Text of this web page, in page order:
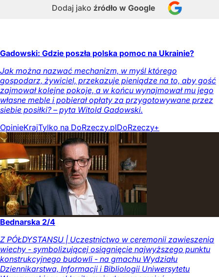
Dodaj jako źródło w Google
Gadowski: Gdzie poszła polska pomoc na Ukrainie?
Jak można nazwać mechanizm, w myśl którego
gospodarz, żywiciel, przekazuje pieniądze na to, aby gość
zajmował kolejne pokoje, a w końcu wynajmował mu jego
własne meble i pobierał opłaty za przygotowywane przez
siebie posiłki? – pyta Witold Gadowski.
OpinieKrajTylko na DoRzeczy.plDoRzeczy+
Bednarska 2/4
Z PÓŁDYSTANSU | Uczestnictwo w ceremonii zawieszenia
wiechy - symbolizującej osiągnięcie najwyższego punktu
konstrukcyjnego budowli - na gmachu Wydziału
Dziennikarstwa, Informacji i Bibliologii Uniwersytetu